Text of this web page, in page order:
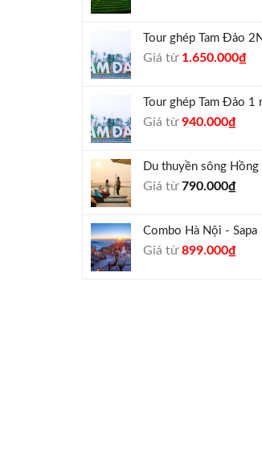
1.300.000₫.là:
Tour ghép Tam Đảo
Giá từ Giá
1.800.000₫.
1.650.000₫Giá
là:
Tour ghép Tam Đảo 1
Giá từGiá
1.000.000₫.
940.000₫Giá
là:
Du thuyền sông Hồng
Giá từ790.000₫
Combo Hà Nội - Sapa
Giá từGiá
899.000₫Giá